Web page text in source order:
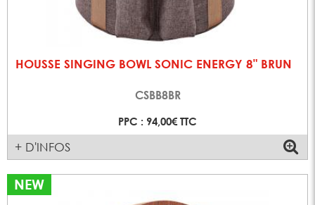
HOUSSE SINGING BOWL SONIC ENERGY 8" BRUN
CSBB8BR
PPC : 94,00€ TTC
+ D'INFOS
NEW